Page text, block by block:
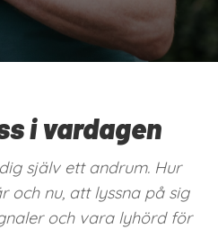
i vardagen
själv ett andrum. Hur
och nu, att lyssna på sig
och vara lyhörd för